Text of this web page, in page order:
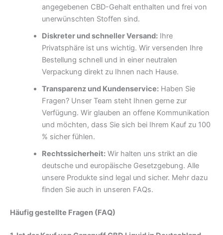
angegebenen CBD-Gehalt enthalten und frei von
unerwünschten Stoffen sind.
Diskreter und schneller Versand:Ihre
Privatsphäre ist uns wichtig. Wir versenden Ihre
Bestellung schnell und in einer neutralen
Verpackung direkt zu Ihnen nach Hause.
Transparenz und Kundenservice:Haben Sie
Fragen? Unser Team steht Ihnen gerne zur
Verfügung. Wir glauben an offene Kommunikation
und möchten, dass Sie sich bei Ihrem Kauf zu 100
% sicher fühlen.
Rechtssicherheit:Wir halten uns strikt an die
deutsche und europäische Gesetzgebung. Alle
unsere Produkte sind legal und sicher. Mehr dazu
finden Sie auch in unseren FAQs.
Häufig gestellte Fragen (FAQ)